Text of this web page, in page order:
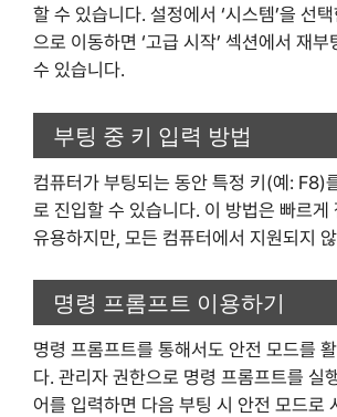
할 수 있습니다. 설정에서 ‘시스템’을 선택
으로 이동하면 ‘고급 시작’ 섹션에서 재
수 있습니다.
부팅 중 키 입력 방법
컴퓨터가 부팅되는 동안 특정 키(예: F8)
로 진입할 수 있습니다. 이 방법은 빠르게
유용하지만, 모든 컴퓨터에서 지원되지
명령 프롬프트 이용하기
명령 프롬프트를 통해서도 안전 모드를
다. 관리자 권한으로 명령 프롬프트를 실
어를 입력하면 다음 부팅 시 안전 모드로